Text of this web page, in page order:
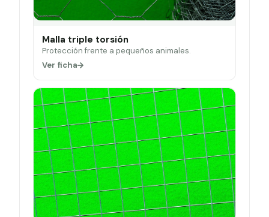
Malla triple torsión
Protección frente a pequeños animales.
Ver ficha